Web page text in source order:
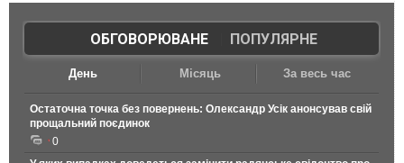
ОБГОВОРЮВАНЕ| ПОПУЛЯРНЕ
День Місяць За весь час
Остаточна точка без повернень: Олександр Усік анонсував свій
прощальний поєдинок
0